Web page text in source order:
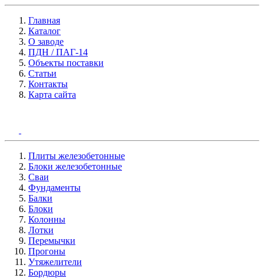
Главная
Каталог
О заводе
ПДН / ПАГ-14
Объекты поставки
Статьи
Контакты
Карта сайта
Плиты железобетонные
Блоки железобетонные
Сваи
Фундаменты
Балки
Блоки
Колонны
Лотки
Перемычки
Прогоны
Утяжелители
Бордюры